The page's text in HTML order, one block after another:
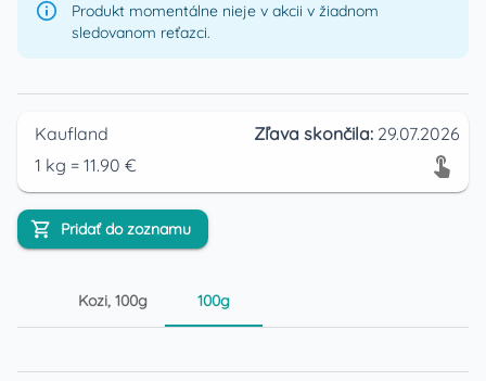
Produkt momentálne nieje v akcii v žiadnom
sledovanom reťazci.
Kaufland Zľava skončila: 29.07.2026
1 kg = 11.90 €
Pridať do zoznamu
Kozi, 100g 100g